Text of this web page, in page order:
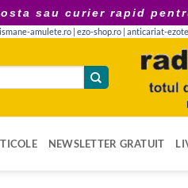
sau curier rapid
amulete.ro |ezo-shop.ro |anticariat-
NEWSLETTER GRATUIT